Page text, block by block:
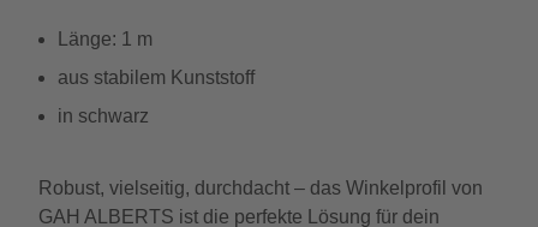
Länge: 1 m
aus stabilem Kunststoff
in schwarz
Robust, vielseitig, durchdacht – das Winkelprofil von
GAH ALBERTS ist die perfekte Lösung für dein